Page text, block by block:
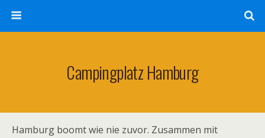
Campingplatz Hamburg
Hamburg boomt wie nie zuvor. Zusammen mit